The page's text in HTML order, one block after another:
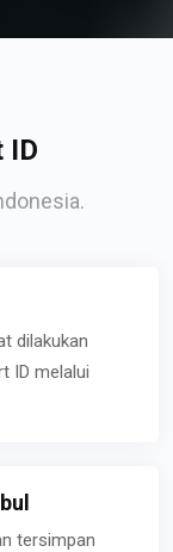
ID
dilakukan
ID melalui
tersimpan